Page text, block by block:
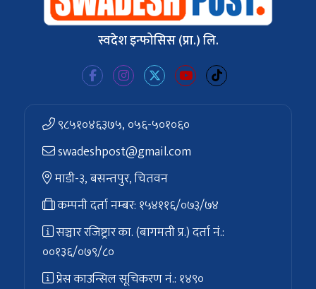
स्वदेश इन्फोसिस (प्रा.) लि.
९८५१०४६३७५, ०५६-५०१०६०
swadeshpost@gmail.com
माडी-३, बसन्तपुर, चितवन
कम्पनी दर्ता नम्बर: १५४११६/०७३/७४
सञ्चार रजिष्ट्रार का. (बागमती प्र.) दर्ता नं.:
००१३६/०७९/८०
प्रेस काउन्सिल सूचिकरण नं.: १४९०